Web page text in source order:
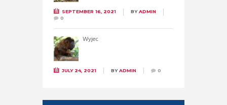
SEPTEMBER 16, 2021 BYADMIN
0
Wyjec
JULY 24, 2021 BYADMIN 0